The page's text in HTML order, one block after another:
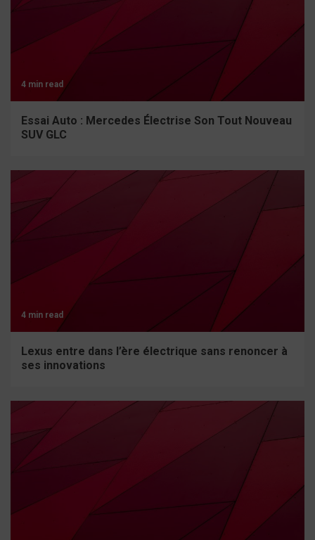
4 min read
Essai Auto : Mercedes Électrise Son Tout Nouveau
SUV GLC
4 min read
Lexus entre dans l’ère électrique sans renoncer à
ses innovations